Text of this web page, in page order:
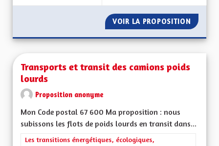
VOIR LA PROPOSITION QUEL
Transports et transit des camions poids
lourds
Proposition anonyme
Mon Code postal 67 600 Ma proposition : nous
subissons les flots de poids lourds en transit dans...
Filtrer les résultats de la catégorie : Les transitions
Les transitions énergétiques, écologiques,